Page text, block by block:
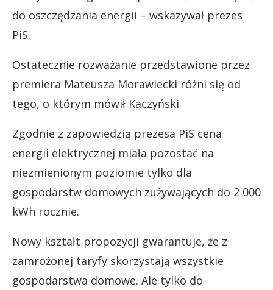
do oszczędzania energii – wskazywał prezes
PiS.
Ostatecznie rozważanie przedstawione przez
premiera Mateusza Morawiecki różni się od
tego, o którym mówił Kaczyński.
Zgodnie z zapowiedzią prezesa PiS cena
energii elektrycznej miała pozostać na
niezmienionym poziomie tylko dla
gospodarstw domowych zużywających do 2 000
kWh rocznie.
Nowy kształt propozycji gwarantuje, że z
zamrożonej taryfy skorzystają wszystkie
gospodarstwa domowe. Ale tylko do